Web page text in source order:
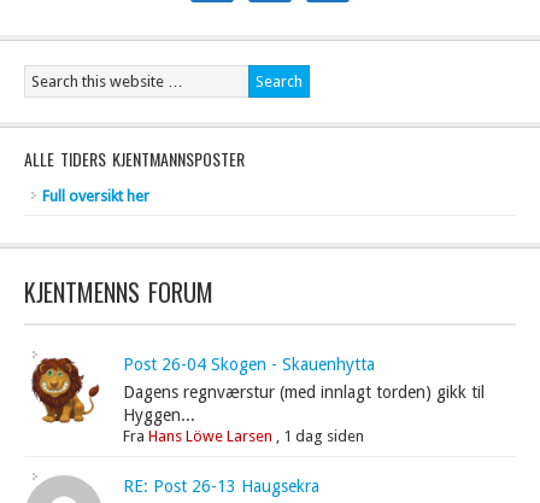
ALLE TIDERS KJENTMANNSPOSTER
Full oversikt her
KJENTMENNS FORUM
Post 26-04 Skogen - Skauenhytta
Dagens regnværstur (med innlagt torden) gikk til
Hyggen...
FraHans Löwe Larsen , 1 dag siden
RE: Post 26-13 Haugsekra